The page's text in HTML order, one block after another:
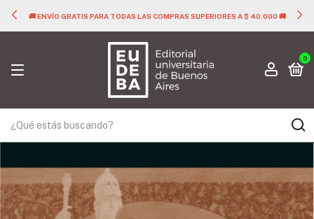
🚚 ENVÍO GRATIS PARA TODAS LAS COMPRAS SUPERIORES A $ 40.000 🚚
0